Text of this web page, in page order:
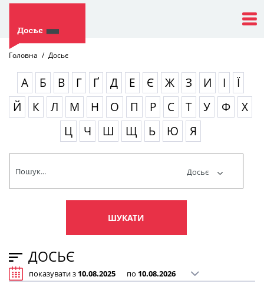
Головна Досьє
А Б В Г Ґ Д Е Є Ж З И І
Ї
Й
К Л М Н О П Р С Т У Ф
Х
Ц
Ч Ш Щ Ь Ю Я
Досьє
ШУКАТИ
ДОСЬЄ
показувати з по